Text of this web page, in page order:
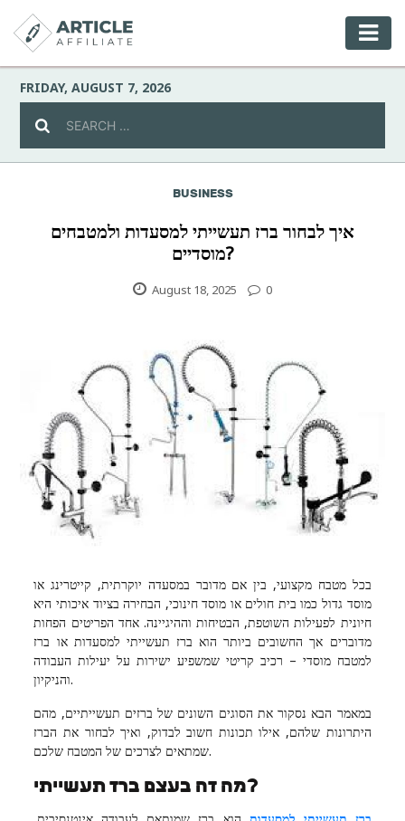
FRIDAY, AUGUST 7, 2026
Industry
Contact
Recipes
Social
Sports
Technology
Travel
Health
BUSINESS
איך לבחור ברז תעשייתי למסעדות ולמטבחים
מוסדיים?
August 18, 2025 0
בכל מטבח מקצועי, בין אם מדובר במסעדה יוקרתית, קייטרינג או
מוסד גדול כמו בית חולים או מוסד חינוכי, הבחירה בציוד איכותי היא
חיונית לפעילות השוטפת, הבטיחות וההיגיינה. אחד הפריטים הפחות
מדוברים אך החשובים ביותר הוא ברז תעשייתי למסעדות או ברז
למטבח מוסדי – רכיב קריטי שמשפיע ישירות על יעילות העבודה
והניקיון.
במאמר הבא נסקור את הסוגים השונים של ברזים תעשייתיים, מהם
היתרונות שלהם, אילו תכונות חשוב לבדוק, ואיך לבחור את הברז
שמתאים לצרכים של המטבח שלכם.
מה זה בעצם ברז תעשייתי?